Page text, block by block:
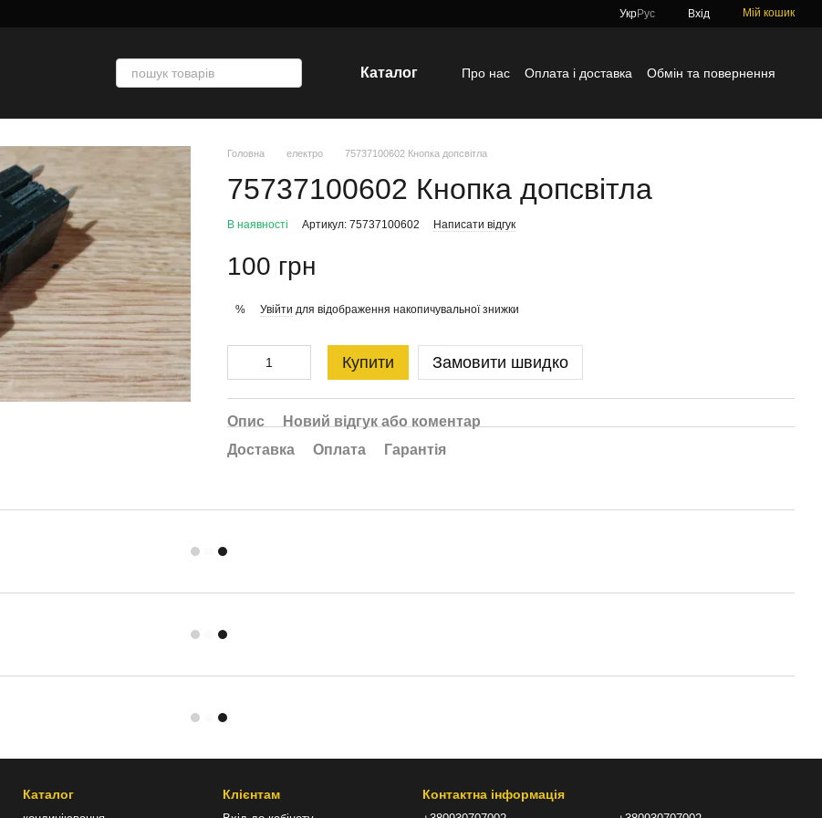
УкрРус Вхід Мій кошик
Каталог Про нас Оплата і доставка
Обмін та повернення
Головна електро 75737100602 Кнопка допсвітла
75737100602 Кнопка допсвітла
В наявності Артикул: 75737100602 Написати відгук
100 грн
% Увійти для відображення накопичувальної знижки
Купити Замовити швидко
Опис
Новий відгук або коментар
Доставка
Оплата Гарантія
Каталог Клієнтам Контактна інформація